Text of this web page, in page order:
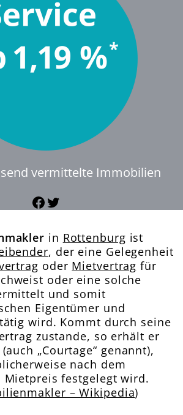
vermittelte Immobilien
Facebook
Twitter
in Rottenburg ist
, der eine Gelegenheit
oder Mietvertrag für
oder eine solche
und somit
Eigentümer und
wird. Kommt durch seine
zustande, so erhält er
(auch „Courtage“ genannt),
nach dem
Mietpreis festgelegt wird.
– Wikipedia)